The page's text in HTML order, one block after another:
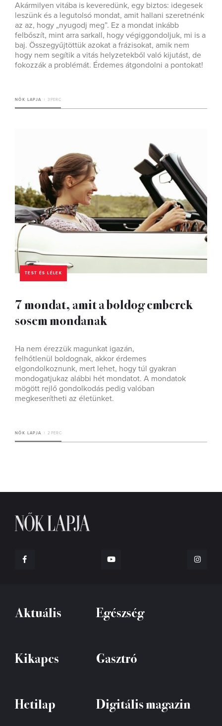
Akármilyen vitába is keveredünk, egy biztos: idegesek
leszünk és a legutolsó mondat, amit hallani szeretnénk
az az, hogy „nyugodj meg”. Ez a mondat inkább
felbőszít, mint arra sarkall, hogy végiggondoljuk, mi is a
baj. Összegyűjtöttük azokat a frázisokat, amik nem
hogy nem segítik a vitás helyzetekből való kijutást, de
fokozzák a problémát. Érdemes átgondolni a pontokat!
NŐK LAPJA 3 PERC
TEST ÉS LÉLEK
7 mondat, amit a boldog emberek
sosem mondanak
Ha nem érezzük magunkat igazán,
felhőtlenül boldognak, akkor érdemes
elgondolkoznunk, mert lehet, hogy túl gyakran
mondogatjukaz alábbi hét mondatot. A mondatok
mögött rejlő gondolkodás pedig valóban
megkeserítheti az életünket.
NŐK LAPJA 2 PERC
Aktuális Egészség
Kikapcs Gasztró
Hetilap Digitális magazin